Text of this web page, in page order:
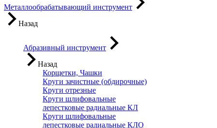
Металлообрабатывающий инструмент
Назад
Абразивный инструмент
Назад
Корщетки, Чашки
Круги зачистные (обдирочные)
Круги отрезные
Круги шлифовальные
лепестковые радиальные КЛ
Круги шлифовальные
лепестковые радиальные КЛО